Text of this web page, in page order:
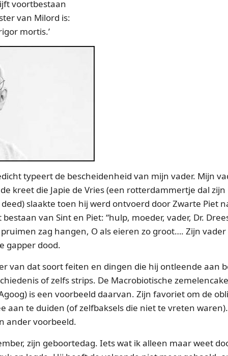
voortbestaan
van Milord is:
mortis.’
typeert de bescheidenheid van mijn vader. Mijn
kreet die Japie de Vries (een rotterdammertje dal
slaakte toen hij werd ontvoerd door Zwarte Piet
van Sint en Piet: “hulp, moeder, vader, Dr.
zag hangen, O als eieren zo groot…. Zijn vader
gapper dood.
van dat soort feiten en dingen die hij ontleende aan
of zelfs strips. De Macrobiotische
is een voorbeeld daarvan. Zijn favoriet om de
aan te duiden (of zelfbaksels die niet te vreten
ander voorbeeld.
zijn geboortedag. Iets wat ik alleen maar weet